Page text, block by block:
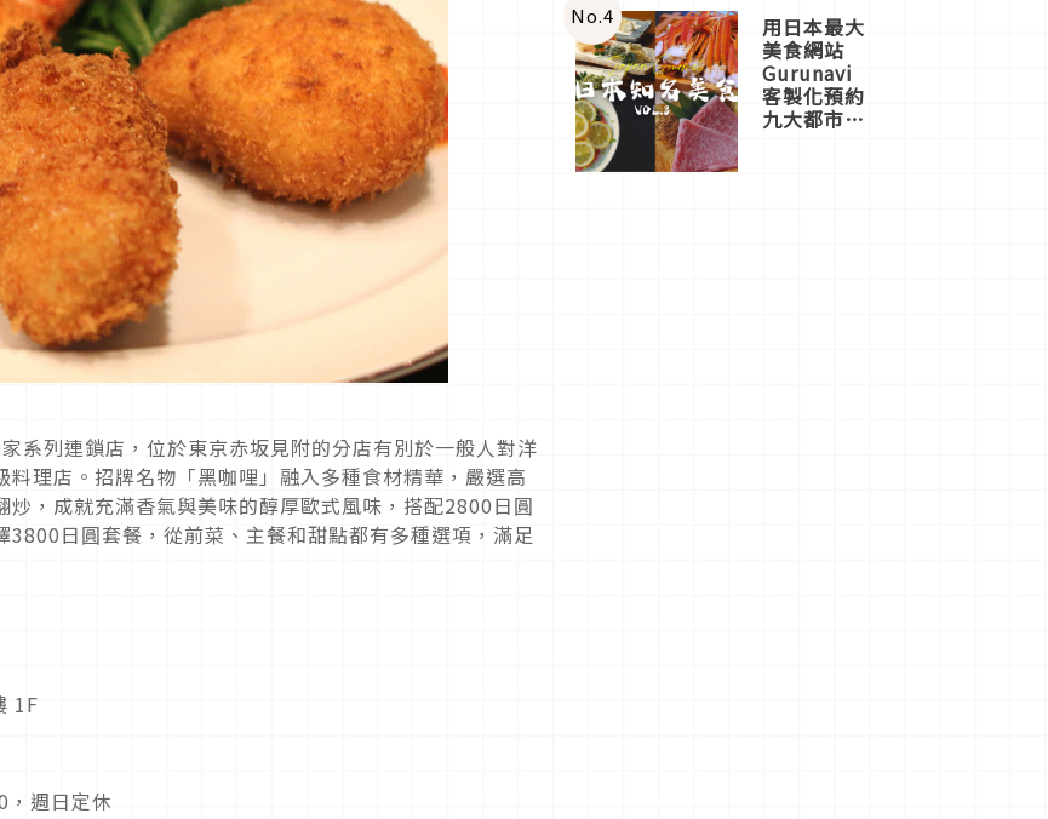
系列連鎖店，位於東京赤坂見附的分店有別於一般人對洋
理店。招牌名物「黑咖哩」融入多種食材精華，嚴選高
，成就充滿香氣與美味的醇厚歐式風味，搭配2800日圓
日圓套餐，從前菜、主餐和甜點都有多種選項，滿足
1F
週日定休
No.4 用日本最大
美食網站
Gurunavi
客製化預約
九大都市餐